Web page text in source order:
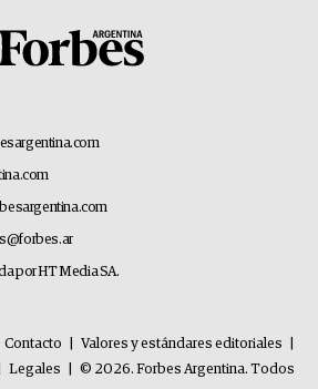
por HT Media SA.
Contacto Valores y estándares editoriales
Legales
© 2026. Forbes Argentina. Todos